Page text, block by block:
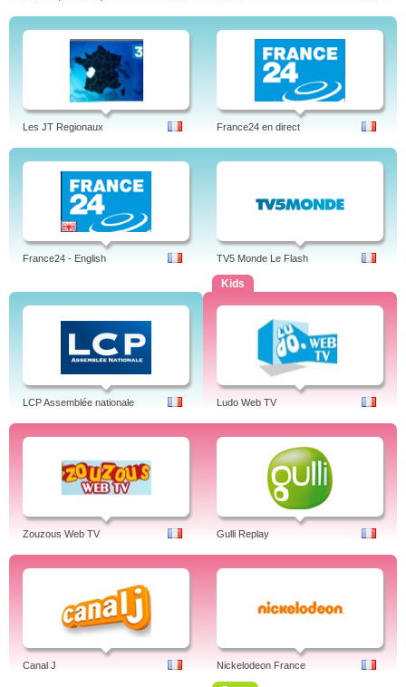
Les JT Regionaux France24 en direct
France24 - English TV5 Monde Le Flash
LCP Assemblée nationale
Kids
Ludo Web TV
Zouzous Web TV Gulli Replay
Canal J Nickelodeon France